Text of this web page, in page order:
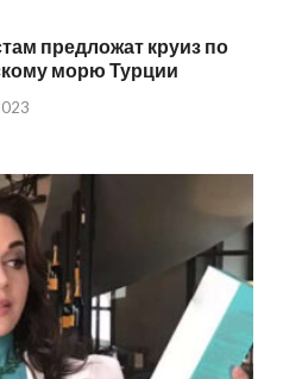
предложат круиз по
морю Турции